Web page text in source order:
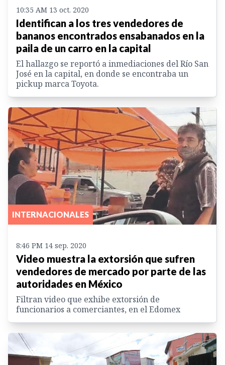
10:35 AM 13 oct. 2020
Identifican a los tres vendedores de
bananos encontrados ensabanados en la
paila de un carro en la capital
El hallazgo se reportó a inmediaciones del Río San
José en la capital, en donde se encontraba un
pickup marca Toyota.
INTERNACIONALES
8:46 PM 14 sep. 2020
Video muestra la extorsión que sufren
vendedores de mercado por parte de las
autoridades en México
Filtran video que exhibe extorsión de
funcionarios a comerciantes, en el Edomex